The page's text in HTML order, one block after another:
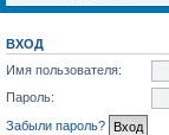
ВХОД
Имя пользователя:
Пароль:
Забыли пароль?